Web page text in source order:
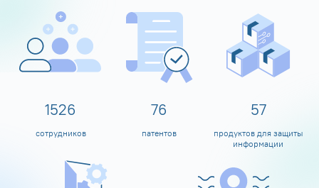
1600
сотрудников
80
патентов
60
продуктов для защиты
информации